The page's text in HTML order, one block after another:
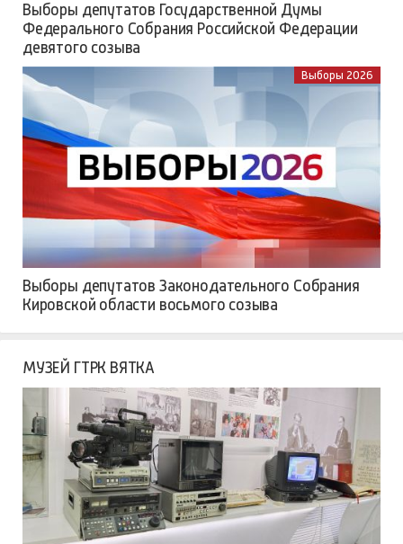
Выборы депутатов Государственной Думы
Федерального Собрания Российской Федерации
девятого созыва
Выборы 2026
Выборы депутатов Законодательного Собрания
Кировской области восьмого созыва
МУЗЕЙ ГТРК ВЯТКА